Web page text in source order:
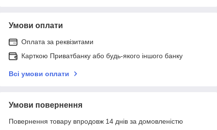
Умови оплати
Оплата за реквізитами
Карткою Приватбанку або будь-якого іншого банку
Всі умови оплати
Умови повернення
Повернення товару впродовж 14 днів за домовленістю